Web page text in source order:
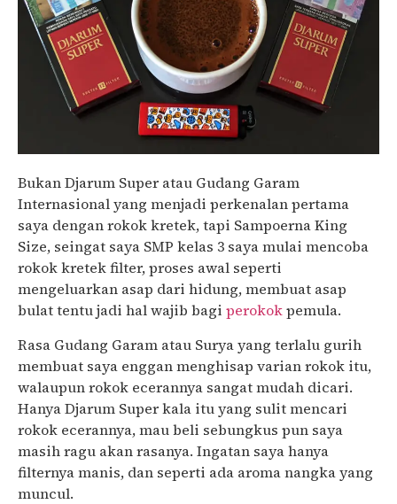
Bukan Djarum Super atau Gudang Garam
Internasional yang menjadi perkenalan pertama
saya dengan rokok kretek, tapi Sampoerna King
Size, seingat saya SMP kelas 3 saya mulai mencoba
rokok kretek filter, proses awal seperti
mengeluarkan asap dari hidung, membuat asap
bulat tentu jadi hal wajib bagi perokokpemula.
Rasa Gudang Garam atau Surya yang terlalu gurih
membuat saya enggan menghisap varian rokok itu,
walaupun rokok ecerannya sangat mudah dicari.
Hanya Djarum Super kala itu yang sulit mencari
rokok ecerannya, mau beli sebungkus pun saya
masih ragu akan rasanya. Ingatan saya hanya
filternya manis, dan seperti ada aroma nangka yang
muncul.